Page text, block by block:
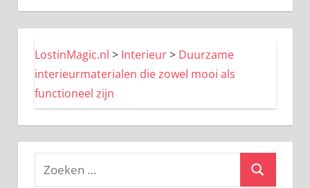
LostinMagic.nl > Interieur> Duurzame
interieurmaterialen die zowel mooi als
functioneel zijn
Zoeken
Zoeken